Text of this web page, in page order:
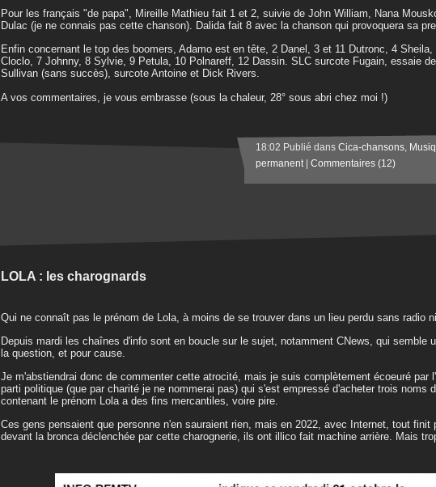
Pour les français "de papa", Mireille Mathieu fait 1 et 2, suivie de John William, Nana
Dulac (je ne connais pas cette chanson). Dalida fait 8 avec la chanson qui provoquera sa
Enfin concernant le top des boomers, Adamo est en tête, 2 Danel, 3 et 11 Dutronc, 4 Sheila,
Cloclo, 7 Johnny, 8 Sylvie, 9 Petula, 10 Polnareff, 12 Dassin. SLC surcote Fugain, essaie
Sullivan (sans succès), surcote Antoine et Dick Rivers.
A vos commentaires, je vous embrasse (sous la chaleur, 28° sous abri chez moi !)
18:02 Publié dans Cica-chansons,
permanent| Commentaires (12)
LOLA : les charognards
Qui ne connaît pas le prénom de Lola, à moins de se trouver dans un lieu perdu sans radio
Depuis mardi les chaînes d'info sont en boucle sur le sujet, notamment CNews, qui semble
la question, et pour cause.
Je m'abstiendrai donc de commenter cette atrocité, mais je suis complètement écoeuré par
parti politique (que par charité je ne nommerai pas) qui s'est empressé d'acheter trois noms
contenant le prénom Lola a des fins mercantiles, voire pire.
Ces gens pensaient que personne n'en sauraient rien, mais en 2022, avec Internet, tout finit
devant la bronca déclenchée par cette charognerie, ils ont illico fait machine arrière. Mais